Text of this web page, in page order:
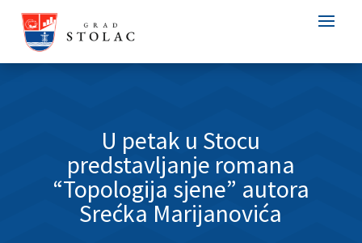
U petak u Stocu
predstavljanje romana
“Topologija sjene” autora
Srećka Marijanovića